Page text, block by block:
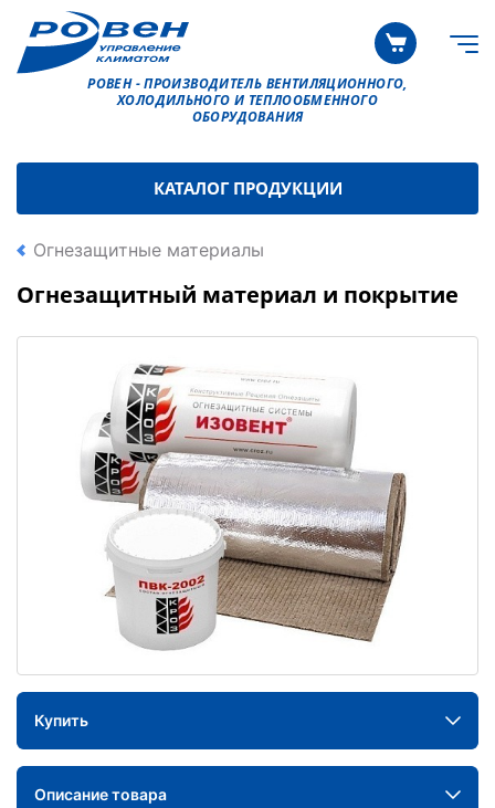
РОВЕН - ПРОИЗВОДИТЕЛЬ ВЕНТИЛЯЦИОННОГО,
ХОЛОДИЛЬНОГО И ТЕПЛООБМЕННОГО
ОБОРУДОВАНИЯ
КАТАЛОГ ПРОДУКЦИИ
Огнезащитные материалы
Огнезащитный материал и покрытие
Купить
Описание товара